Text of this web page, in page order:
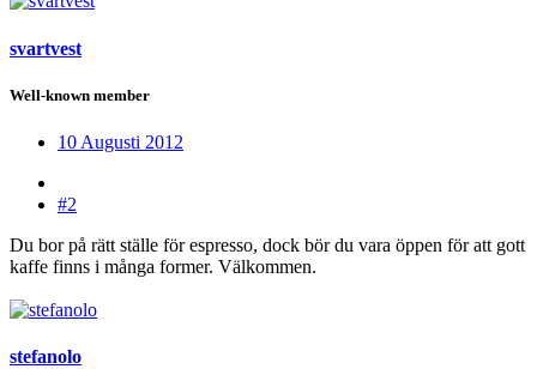
svartvest
Well-known member
10 Augusti 2012
#2
Du bor på rätt ställe för espresso, dock bör du vara öppen för att gott
kaffe finns i många former. Välkommen.
stefanolo